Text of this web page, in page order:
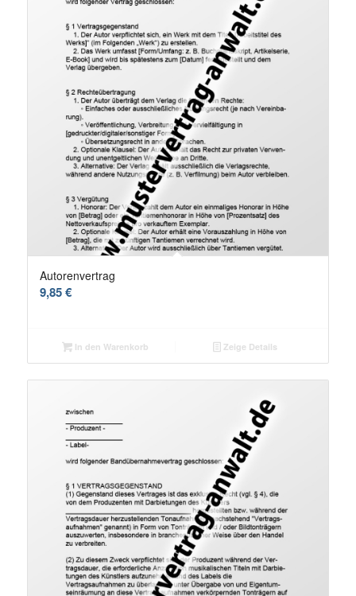
Autorenvertrag
9,85€
In den Warenkorb Zeige Details